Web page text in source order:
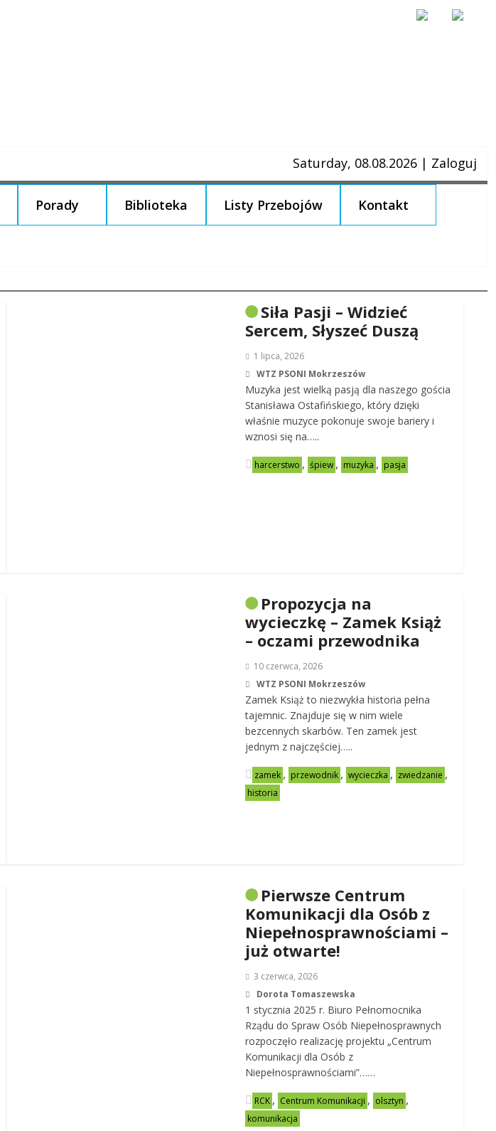
Saturday, 08.08.2026 | Zaloguj
Porady Biblioteka Listy Przebojów Kontakt
Siła Pasji – Widzieć
Sercem, Słyszeć Duszą
1 lipca, 2026
WTZ PSONI Mokrzeszów
Muzyka jest wielką pasją dla naszego gościa
Stanisława Ostafińskiego, który dzięki
właśnie muzyce pokonuje swoje bariery i
wznosi się na…..
harcerstwo , śpiew , muzyka , pasja
Propozycja na
wycieczkę – Zamek Książ
– oczami przewodnika
10 czerwca, 2026
WTZ PSONI Mokrzeszów
Zamek Książ to niezwykła historia pełna
tajemnic. Znajduje się w nim wiele
bezcennych skarbów. Ten zamek jest
jednym z najczęściej…..
zamek , przewodnik , wycieczka , zwiedzanie ,
historia
Pierwsze Centrum
Komunikacji dla Osób z
Niepełnosprawnościami –
już otwarte!
3 czerwca, 2026
Dorota Tomaszewska
1 stycznia 2025 r. Biuro Pełnomocnika
Rządu do Spraw Osób Niepełnosprawnych
rozpoczęło realizację projektu „Centrum
Komunikacji dla Osób z
Niepełnosprawnościami”……
RCK , Centrum Komunikacji , olsztyn ,
komunikacja